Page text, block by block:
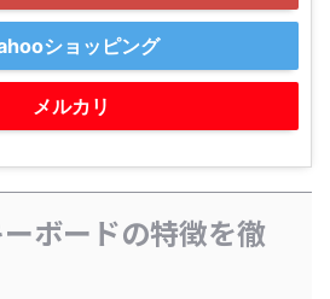
ショッピング
メルカリ
ボードの特徴を徹